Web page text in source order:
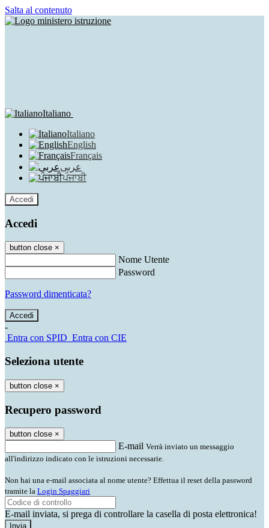
Salta al contenuto
Italiano
Italiano
English
Français
عربى
ਪੰਜਾਬੀ
Accedi
Accedi
button close ×
Nome Utente
Password
Password dimenticata?
-
Entra con SPID Entra con CIE
Seleziona utente
button close ×
Recupero password
button close ×
E-mail Verrà inviato un messaggio
all'indirizzo indicato con le istruzioni necessarie.
Non hai una e-mail associata al nome utente? Effettua il reset della password
tramite la Login Spaggiari
E-mail inviata, si prega di controllare la casella di posta elettronica!